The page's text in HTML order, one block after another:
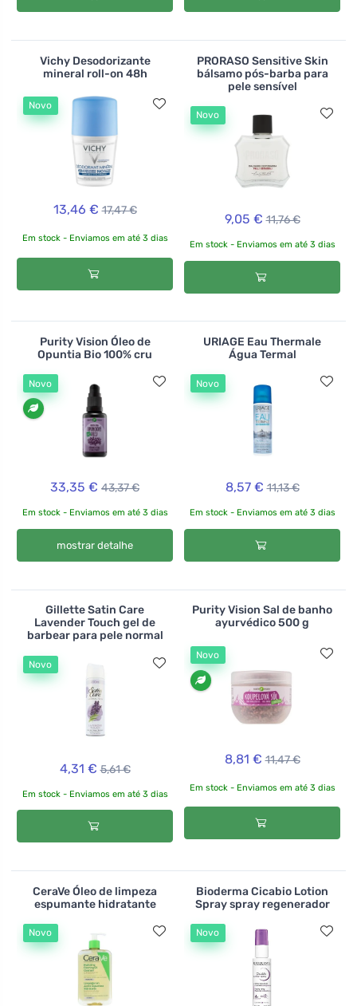
Vichy Desodorizante
mineral roll-on 48h
Novo
13,46 € 17,47 €
Em stock - Enviamos em até 3 dias
PRORASO Sensitive Skin
bálsamo pós-barba para
pele sensível
Novo
9,05 € 11,76 €
Em stock - Enviamos em até 3 dias
Purity Vision Óleo de
Opuntia Bio 100% cru
Novo
33,35 € 43,37 €
Em stock - Enviamos em até 3 dias
mostrar detalhe
URIAGE Eau Thermale
Água Termal
Novo
8,57 € 11,13 €
Em stock - Enviamos em até 3 dias
Gillette Satin Care
Lavender Touch gel de
barbear para pele normal
Novo
4,31 € 5,61 €
Em stock - Enviamos em até 3 dias
Purity Vision Sal de banho
ayurvédico 500 g
Novo
8,81 € 11,47 €
Em stock - Enviamos em até 3 dias
CeraVe Óleo de limpeza
espumante hidratante
Novo
Bioderma Cicabio Lotion
Spray spray regenerador
Novo